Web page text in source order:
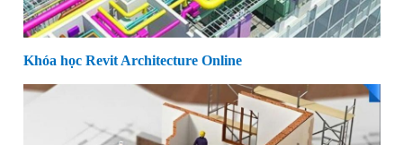
Khóa học Revit Architecture Online